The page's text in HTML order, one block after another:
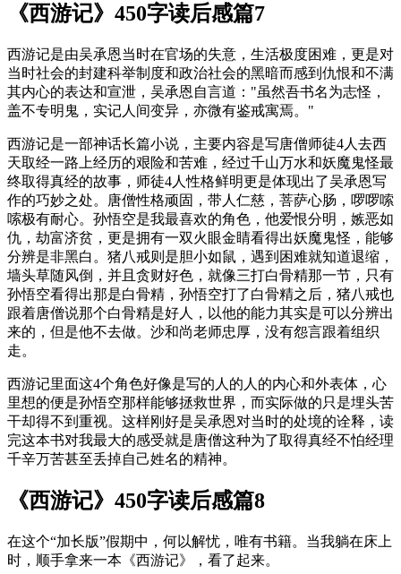
《西游记》450字读后感篇7
西游记是由吴承恩当时在官场的失意，生活极度困难，更是对
当时社会的封建科举制度和政治社会的黑暗而感到仇恨和不满
其内心的表达和宣泄，吴承恩自言道："虽然吾书名为志怪，
盖不专明鬼，实记人间变异，亦微有鉴戒寓焉。"
西游记是一部神话长篇小说，主要内容是写唐僧师徒4人去西
天取经一路上经历的艰险和苦难，经过千山万水和妖魔鬼怪最
终取得真经的故事，师徒4人性格鲜明更是体现出了吴承恩写
作的巧妙之处。唐僧性格顽固，带人仁慈，菩萨心肠，啰啰嗦
嗦极有耐心。孙悟空是我最喜欢的角色，他爱恨分明，嫉恶如
仇，劫富济贫，更是拥有一双火眼金睛看得出妖魔鬼怪，能够
分辨是非黑白。猪八戒则是胆小如鼠，遇到困难就知道退缩，
墙头草随风倒，并且贪财好色，就像三打白骨精那一节，只有
孙悟空看得出那是白骨精，孙悟空打了白骨精之后，猪八戒也
跟着唐僧说那个白骨精是好人，以他的能力其实是可以分辨出
来的，但是他不去做。沙和尚老师忠厚，没有怨言跟着组织
走。
西游记里面这4个角色好像是写的人的人的内心和外表体，心
里想的便是孙悟空那样能够拯救世界，而实际做的只是埋头苦
干却得不到重视。这样刚好是吴承恩对当时的处境的诠释，读
完这本书对我最大的感受就是唐僧这种为了取得真经不怕经理
千辛万苦甚至丢掉自己姓名的精神。
《西游记》450字读后感篇8
在这个“加长版”假期中，何以解忧，唯有书籍。当我躺在床上
时，顺手拿来一本《西游记》，看了起来。